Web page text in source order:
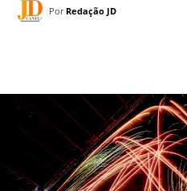
Por Redação JD